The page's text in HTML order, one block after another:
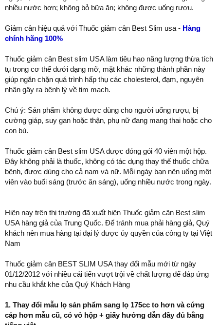
nhiều nước hơn; không bỏ bữa ăn; không được uống rượu.
Giảm cân hiệu quả với Thuốc giảm cân Best Slim usa - Hàng
chính hãng 100%
Thuốc giảm cân Best slim USA làm tiêu hao năng lượng thừa tích
tụ trong cơ thể dưới dạng mỡ, mặt khác những thành phần này
giúp ngăn chặn quá trình hấp thụ các cholesterol, đạm, nguyên
nhân gây ra bệnh lý về tim mạch.
Chú ý: Sản phẩm không được dùng cho người uống rượu, bị
cường giáp, suy gan hoặc thận, phụ nữ đang mang thai hoặc cho
con bú.
Thuốc giảm cân Best slim USA được đóng gói 40 viên một hộp.
Đây không phải là thuốc, không có tác dụng thay thế thuốc chữa
bệnh, được dùng cho cả nam và nữ. Mỗi ngày bạn nên uống một
viên vào buổi sáng (trước ăn sáng), uống nhiều nước trong ngày.
Hiện nay trên thị trường đã xuất hiện Thuốc giảm cân Best slim
USA hàng giả của Trung Quốc. Để tránh mua phải hàng giả, Quý
khách nên mua hàng tại đại lý được ủy quyền của công ty tại Việt
Nam
Thuốc giảm cân BEST SLIM USA thay đổi mẫu mới từ ngày
01/12/2012 với nhiều cải tiến vượt trội về chất lượng để đáp ứng
nhu cầu khắt khe của Quý Khách Hàng
1. Thay đổi mẫu lọ sản phẩm sang lọ 175cc to hơn và cứng
cáp hơn mẫu cũ, có vỏ hộp + giấy hướng dẫn đầy đủ bằng